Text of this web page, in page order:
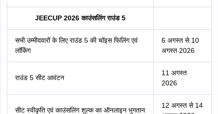
JEECUP 2026 काउंसलिंग राउंड 5
सभी उम्मीदवारों के लिए राउंड 5 की चॉइस फिलिंग एवं
लॉकिंग
6 अगस्त से 10
अगस्त 2026
राउंड 5 सीट आवंटन
11 अगस्त
2026
सीट स्वीकृति एवं काउंसलिंग शुल्क का ऑनलाइन भुगतान
12 अगस्त से 14